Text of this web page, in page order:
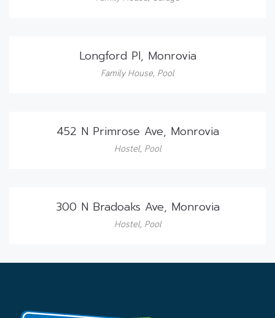
Longford Pl, Monrovia
Family House, Pool
452 N Primrose Ave, Monrovia
Hostel, Pool
300 N Bradoaks Ave, Monrovia
Hostel, Pool